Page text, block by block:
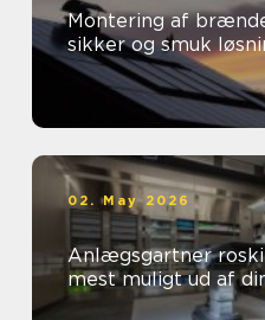
Montering af
sikker og smuk
02. May 2026
Anlægsgartner roskilde sådan
mest muligt ud af